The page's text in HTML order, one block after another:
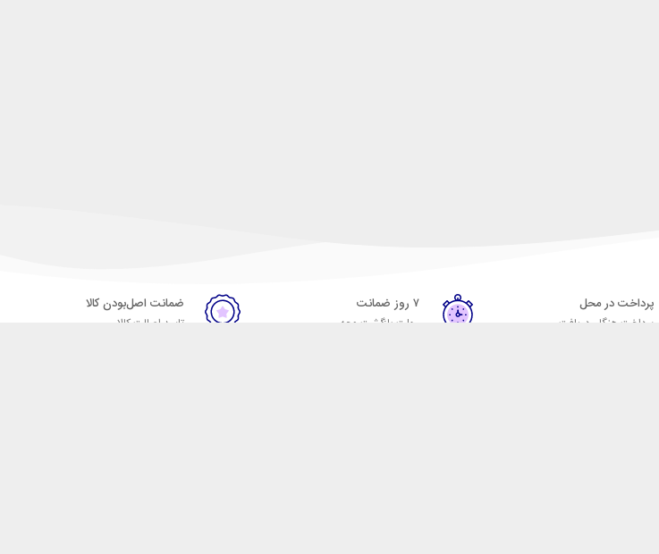
پرداخت در محل
پرداخت هنگام دریافت
۷ روز ضمانت
مهلت بازگشت وجه
ضمانت اصل‌بودن کالا
تایید اصالت کالا